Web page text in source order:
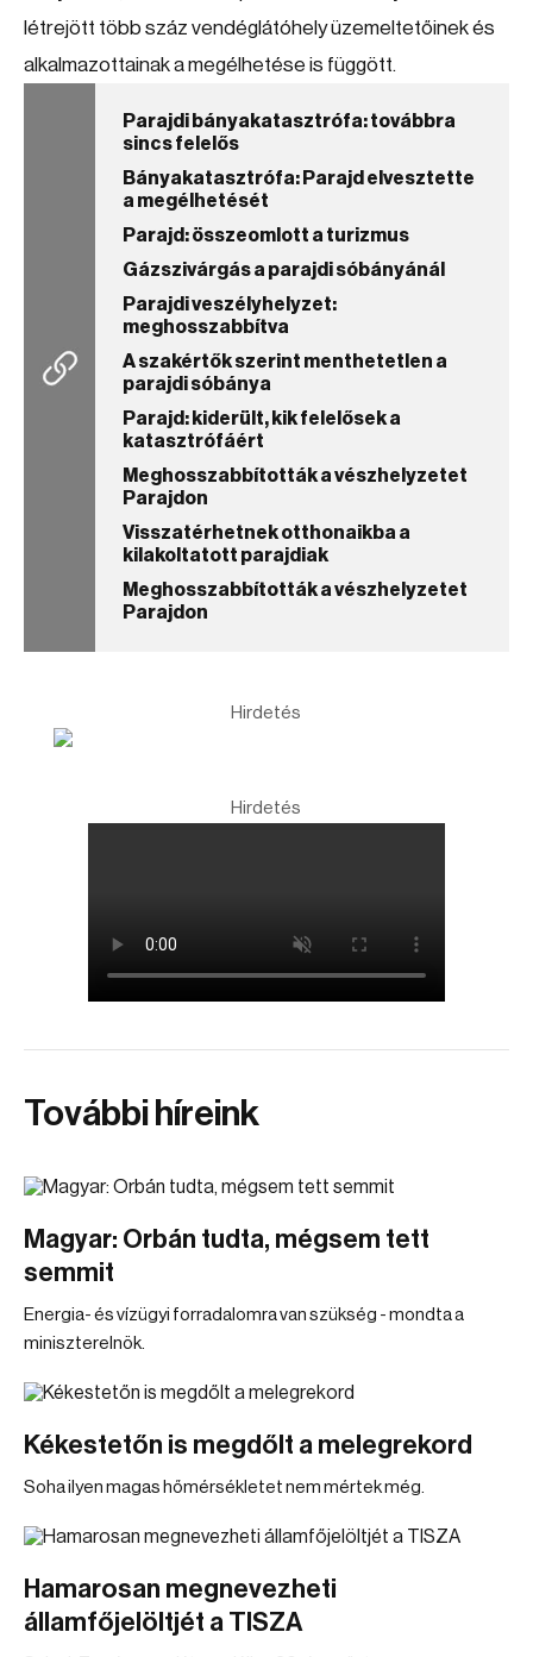
létrejött több száz vendéglátóhely üzemeltetőinek és
alkalmazottainak a megélhetése is függött.
Parajdi bányakatasztrófa: továbbra
sincs felelős
Bányakatasztrófa: Parajd elvesztette
a megélhetését
Parajd: összeomlott a turizmus
Gázszivárgás a parajdi sóbányánál
Parajdi veszélyhelyzet:
meghosszabbítva
A szakértők szerint menthetetlen a
parajdi sóbánya
Parajd: kiderült, kik felelősek a
katasztrófáért
Meghosszabbították a vészhelyzetet
Parajdon
Visszatérhetnek otthonaikba a
kilakoltatott parajdiak
Meghosszabbították a vészhelyzetet
Parajdon
Hirdetés
Hirdetés
További híreink
Magyar: Orbán tudta, mégsem tett
semmit
Energia- és vízügyi forradalomra van szükség - mondta a
miniszterelnök.
Kékestetőn is megdőlt a melegrekord
Soha ilyen magas hőmérsékletet nem mértek még.
Hamarosan megnevezheti
államfőjelöltjét a TISZA